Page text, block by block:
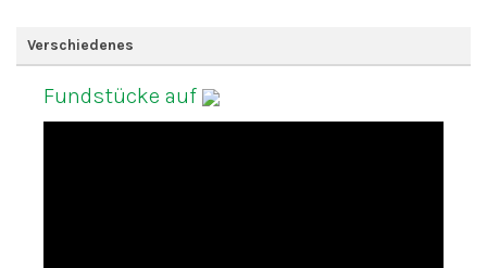
Verschiedenes
Fundstücke auf